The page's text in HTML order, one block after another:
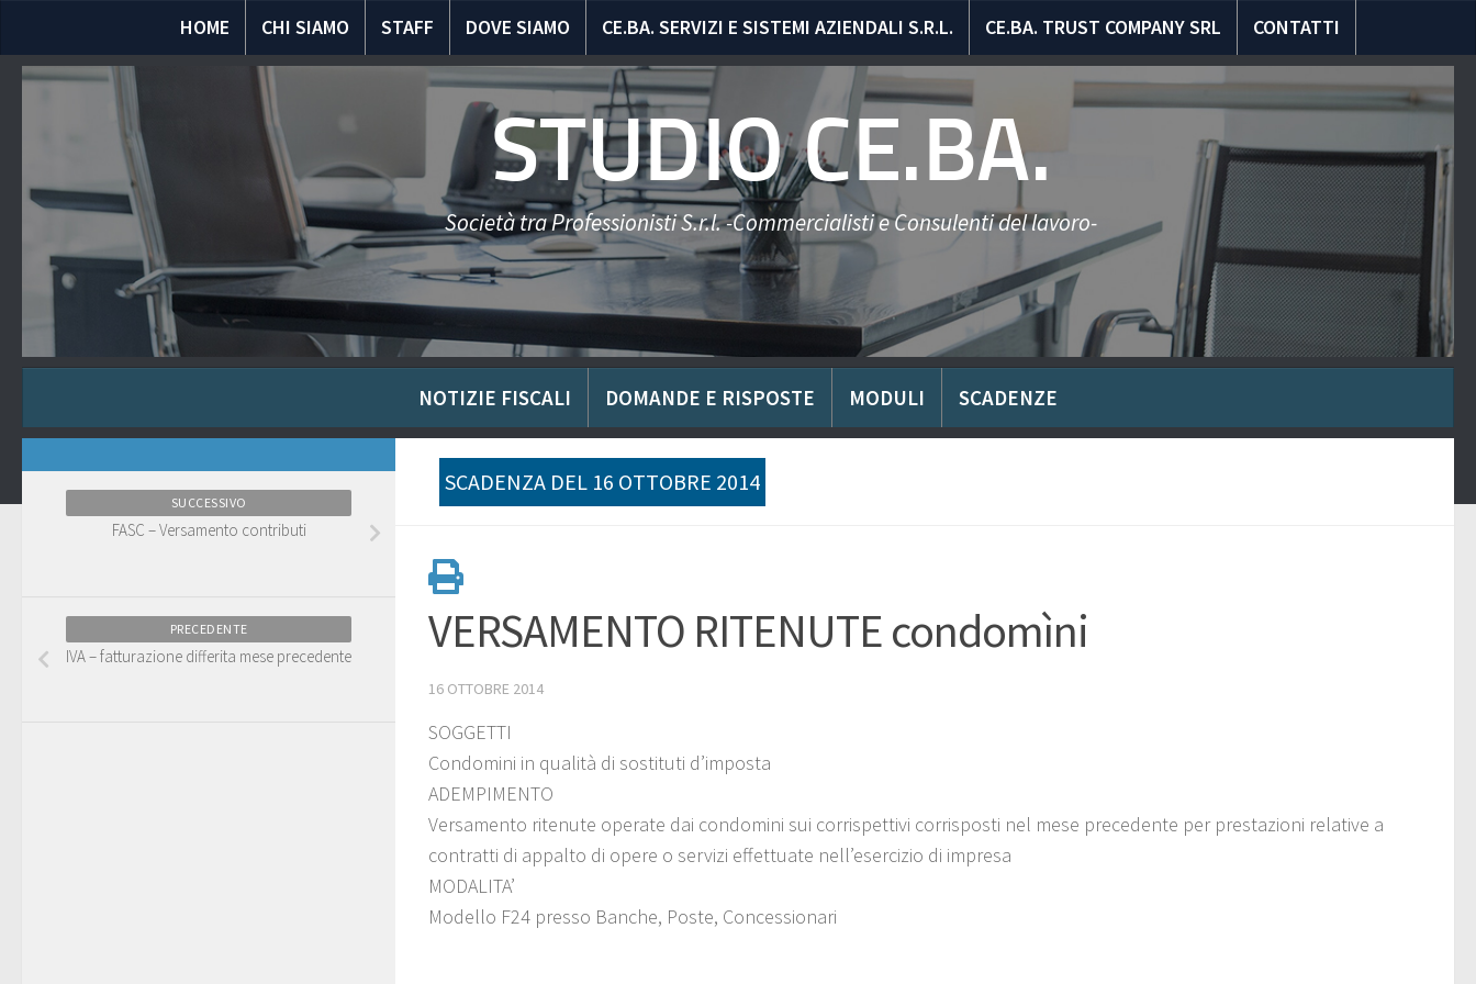
HOME CHI SIAMO STAFF DOVE SIAMO CE.BA. SERVIZI E SISTEMI AZIENDALI S.R.L. CE.BA. TRUST COMPANY SRL CONTATTI
STUDIO CE.BA.
Società tra Professionisti S.r.l. -Commercialisti e Consulenti del lavoro-
NOTIZIE FISCALI DOMANDE E RISPOSTE MODULI SCADENZE
SCADENZA DEL 16 OTTOBRE 2014
VERSAMENTO RITENUTE condomìni
16 OTTOBRE 2014
SOGGETTI
Condomini in qualità di sostituti d’imposta
ADEMPIMENTO
Versamento ritenute operate dai condomini sui corrispettivi corrisposti nel mese precedente per prestazioni relative a
contratti di appalto di opere o servizi effettuate nell’esercizio di impresa
MODALITA’
Modello F24 presso Banche, Poste, Concessionari
SUCCESSIVO
FASC – Versamento contributi
PRECEDENTE
IVA – fatturazione differita mese precedente